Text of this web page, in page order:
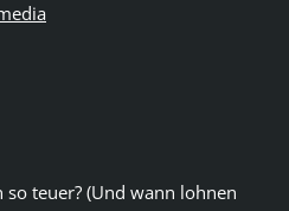
teuer? (Und wann lohnen